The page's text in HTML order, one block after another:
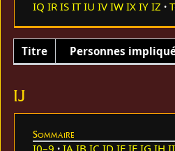
IQ IR IS IT IU IV IW IX IY IZ
Titre Personnes
IJ
Sommaire